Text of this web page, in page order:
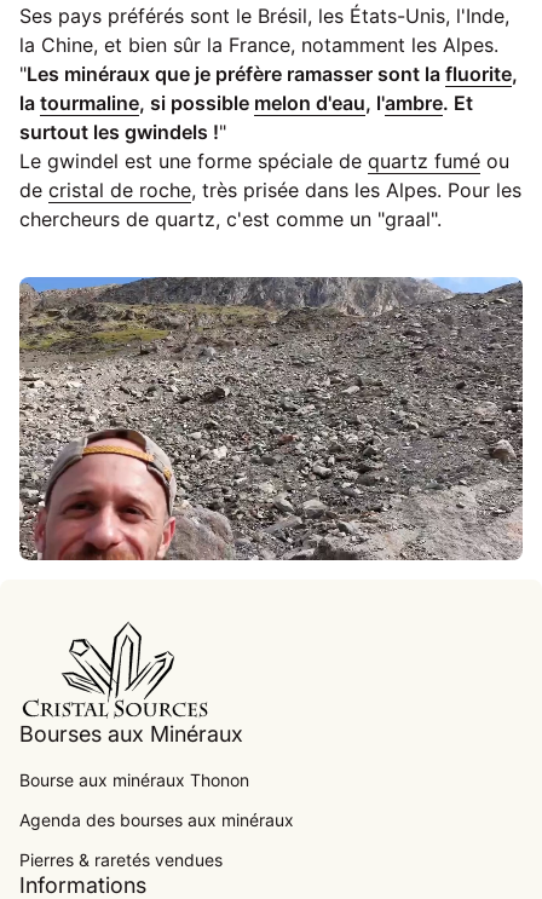
Ses pays préférés sont le Brésil, les États-Unis, l'Inde,
la Chine, et bien sûr la France, notamment les Alpes.
"Les minéraux que je préfère ramasser sont la fluorite,
la tourmaline, si possible melon d'eau, l'ambre. Et
surtout les gwindels !"
Le gwindel est une forme spéciale de quartz fumé ou
de cristal de roche, très prisée dans les Alpes. Pour les
chercheurs de quartz, c'est comme un "graal".
Bourses aux Minéraux
Bourse aux minéraux Thonon
Agenda des bourses aux minéraux
Pierres & raretés vendues
Informations